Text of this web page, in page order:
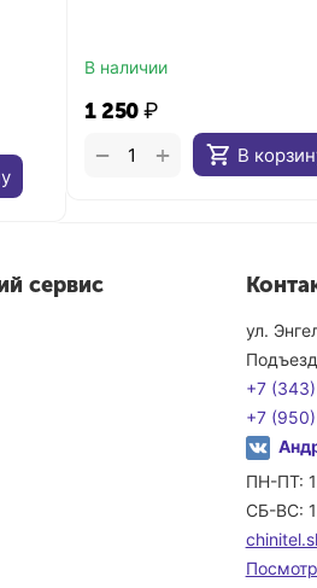
В наличии
1 250₽
В
+
−
сервис
ул.
+7
+7
ПН-ПТ:
СБ-ВС: